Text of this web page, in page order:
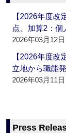
【2026年度
点、加算2：
2026年03月12
【2026年度
立地から職能
2026年03月11
Press